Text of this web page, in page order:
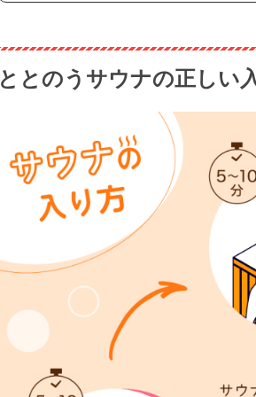
ととのうサウナの正しい